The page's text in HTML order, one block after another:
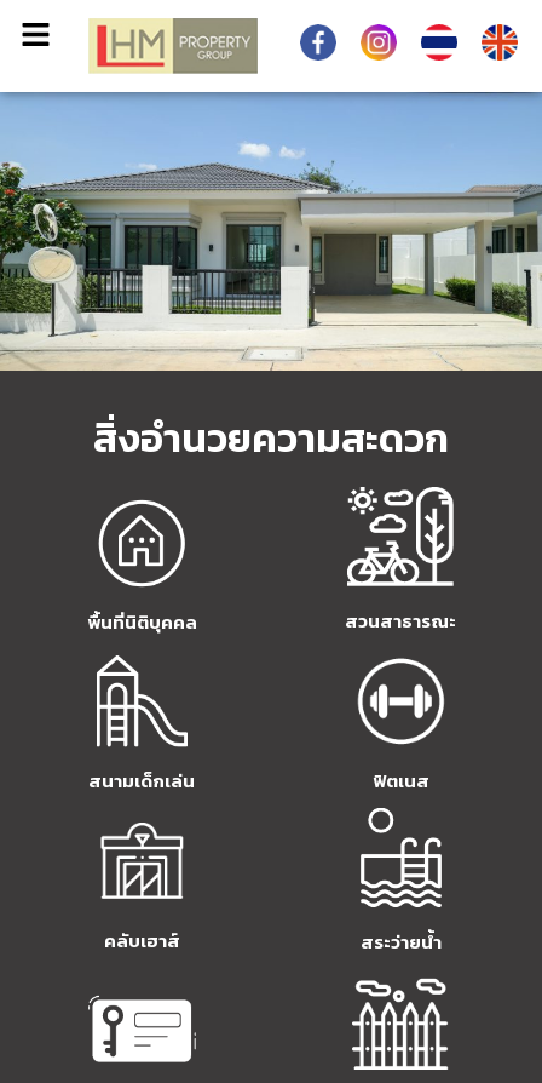
สิ่งอำนวยความสะดวก
พื้นที่นิติบุคคล สวนสาธารณะ
สนามเด็กเล่น ฟิตเนส
คลับเฮาส์ สระว่ายน้ำ